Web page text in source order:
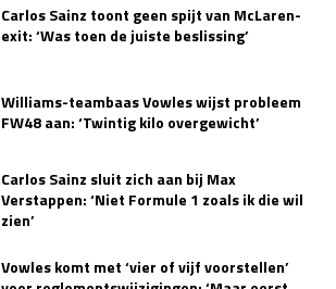
Carlos Sainz toont geen spijt van McLaren-
exit: ‘Was toen de juiste beslissing’
Williams-teambaas Vowles wijst probleem
FW48 aan: ‘Twintig kilo overgewicht’
Carlos Sainz sluit zich aan bij Max
Verstappen: ‘Niet Formule 1 zoals ik die wil
zien’
Vowles komt met ‘vier of vijf voorstellen’